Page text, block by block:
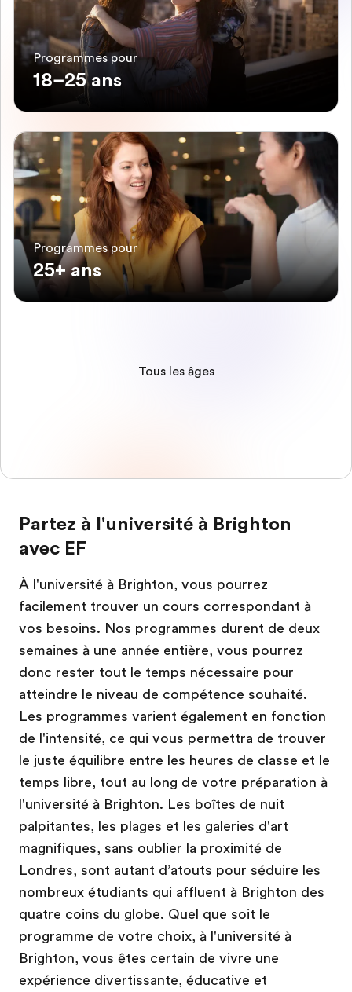
Programmes pour
18–25 ans
Programmes pour
25+ ans
Tous les âges
Partez à l'université à Brighton
avec EF
À l'université à Brighton, vous pourrez
facilement trouver un cours correspondant à
vos besoins. Nos programmes durent de deux
semaines à une année entière, vous pourrez
donc rester tout le temps nécessaire pour
atteindre le niveau de compétence souhaité.
Les programmes varient également en fonction
de l'intensité, ce qui vous permettra de trouver
le juste équilibre entre les heures de classe et le
temps libre, tout au long de votre préparation à
l'université à Brighton. Les boîtes de nuit
palpitantes, les plages et les galeries d'art
magnifiques, sans oublier la proximité de
Londres, sont autant d’atouts pour séduire les
nombreux étudiants qui affluent à Brighton des
quatre coins du globe. Quel que soit le
programme de votre choix, à l'université à
Brighton, vous êtes certain de vivre une
expérience divertissante, éducative et